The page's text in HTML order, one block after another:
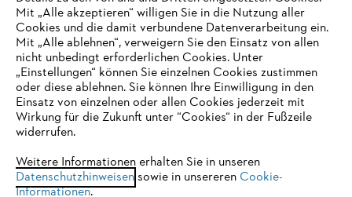
Online Shop
Service
IHR BROWSER WIRD NICHT
UNTERSTÜTZT
eine optimale Nutzung unserer Seite empfehlen wir Ihnen, zu
einem der folgenden Browser zu wechseln:
Mit „Alle akzeptieren“ willigen Sie in die Nutzung aller
Cookies und die damit verbundene Datenverarbeitung ein.
Mit „Alle ablehnen“, verweigern Sie den Einsatz von allen
nicht unbedingt erforderlichen Cookies. Unter
„Einstellungen“ können Sie einzelnen Cookies zustimmen
oder diese ablehnen. Sie können Ihre Einwilligung in den
Einsatz von einzelnen oder allen Cookies jederzeit mit
Wirkung für die Zukunft unter “Cookies“ in der Fußzeile
widerrufen.
Weitere Informationen erhalten Sie in unseren
Datenschutzhinweisensowie in unsereren Cookie-
Informationen.